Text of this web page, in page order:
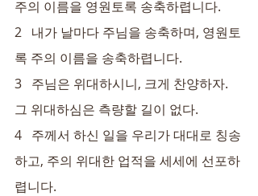
주의 이름을 영원토록 송축하렵니다.
2   내가 날마다 주님을 송축하며, 영원토
록 주의 이름을 송축하렵니다.
3   주님은 위대하시니, 크게 찬양하자.
그 위대하심은 측량할 길이 없다.
4   주께서 하신 일을 우리가 대대로 칭송
하고, 주의 위대한 업적을 세세에 선포하
렵니다.